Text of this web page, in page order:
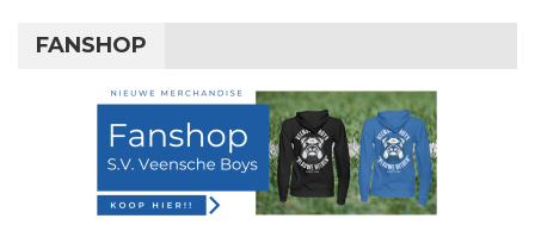
FANSHOP